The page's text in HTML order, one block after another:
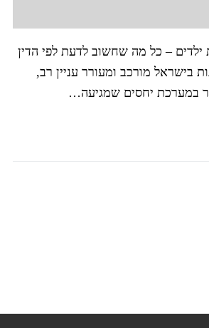
ילדים – כל מה שחשוב לדעת לפי הדין
בישראל מורכב ומעורר עניין רב,
במערכת יחסים שמגיעה…